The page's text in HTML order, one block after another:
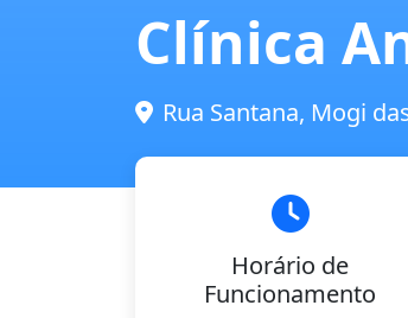
Clínica
Rua Santana, Mogi
Horário de
Funcionamento